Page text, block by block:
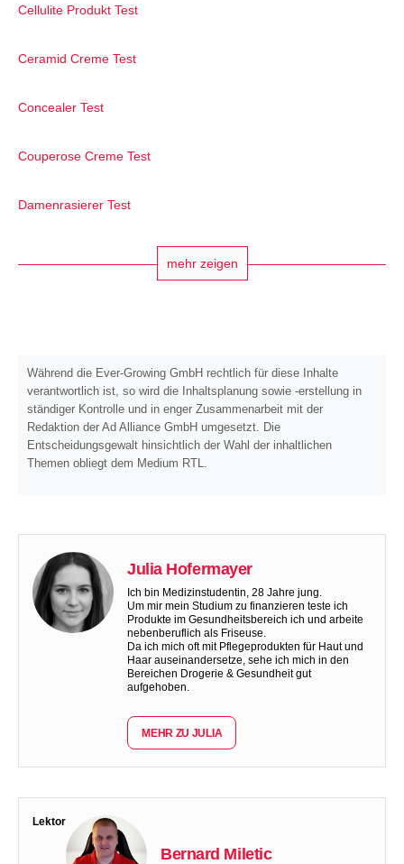
Cellulite Produkt Test
Ceramid Creme Test
Concealer Test
Couperose Creme Test
Damenrasierer Test
mehr zeigen
Während die Ever-Growing GmbH rechtlich für diese Inhalte
verantwortlich ist, so wird die Inhaltsplanung sowie -erstellung in
ständiger Kontrolle und in enger Zusammenarbeit mit der
Redaktion der Ad Alliance GmbH umgesetzt. Die
Entscheidungsgewalt hinsichtlich der Wahl der inhaltlichen
Themen obliegt dem Medium RTL.
Julia Hofermayer
Ich bin Medizinstudentin, 28 Jahre jung.
Um mir mein Studium zu finanzieren teste ich
Produkte im Gesundheitsbereich ich und arbeite
nebenberuflich als Friseuse.
Da ich mich oft mit Pflegeprodukten für Haut und
Haar auseinandersetze, sehe ich mich in den
Bereichen Drogerie & Gesundheit gut
aufgehoben.
MEHR ZU JULIA
Lektor
Bernard Miletic